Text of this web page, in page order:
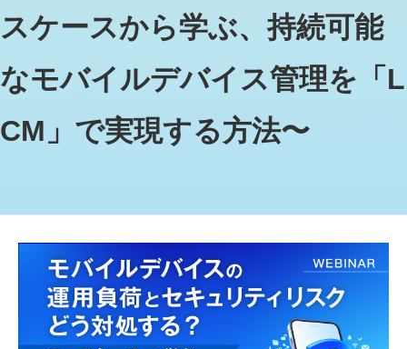
運営会社
スケースから学ぶ、持続可能
なモバイルデバイス管理を「L
CM」で実現する方法〜